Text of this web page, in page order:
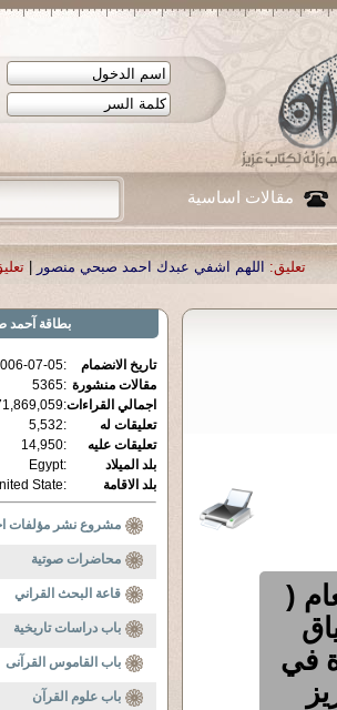
مقالات اساسية
اشفي عبدك احمد صبحي منصور|تعليق: ...
|تعليق:
(
في
بطاقة آحمد
تاريخ الانضمام :
07-05
مقالات منشورة :
5365
اجمالي القراءات:
تعليقات له
:
5,532
تعليقات عليه
:
14,950
بلد الميلاد
:
Egypt
بلد الاقامة
:
State
مشروع نشر مؤلفات
محاضرات صوتية
قاعة البحث القراني
باب دراسات تاريخية
باب القاموس القرآنى
باب علوم القرآن